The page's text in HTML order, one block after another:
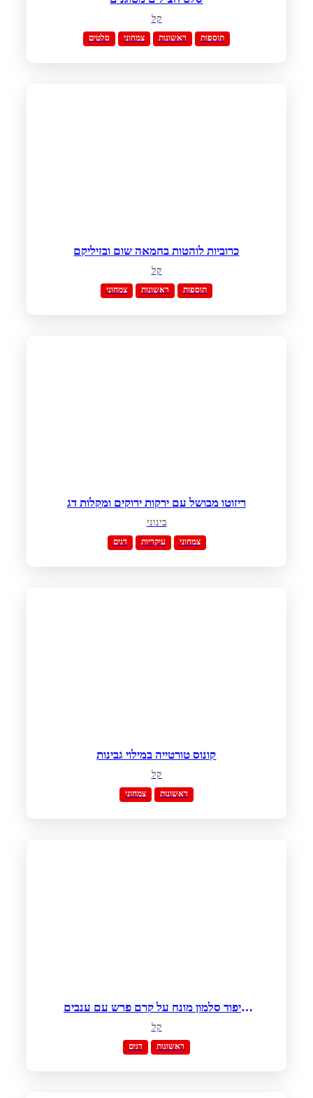
קל
סלטים צמחוני ראשונות תוספות
כרוביות לוהטות בחמאה שום ובזיליקם
קל
צמחוני ראשונות תוספות
ריזוטו מבושל עם ירקות ירוקים ומקלות דג
בינוני
דגים עיקריות צמחוני
קונוס טורטייה במילוי גבינות
קל
צמחוני ראשונות
שיפוד סלמון מונח על קרם פרש עם ענבים
בחלב קוקוס
קל
דגים ראשונות